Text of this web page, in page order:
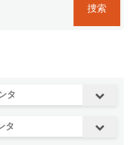
捜索
タ
タ